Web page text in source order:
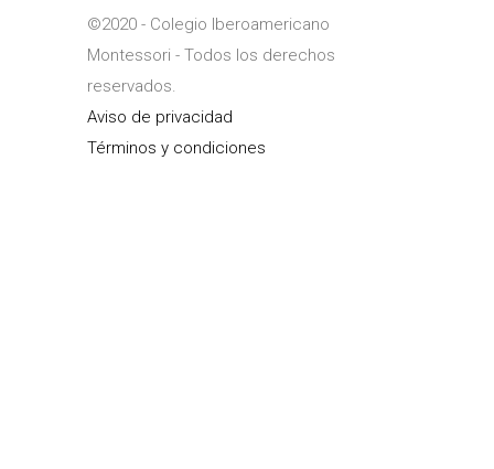
©2020 - Colegio Iberoamericano
Montessori - Todos los derechos
reservados.
Aviso de privacidad
Términos y condiciones